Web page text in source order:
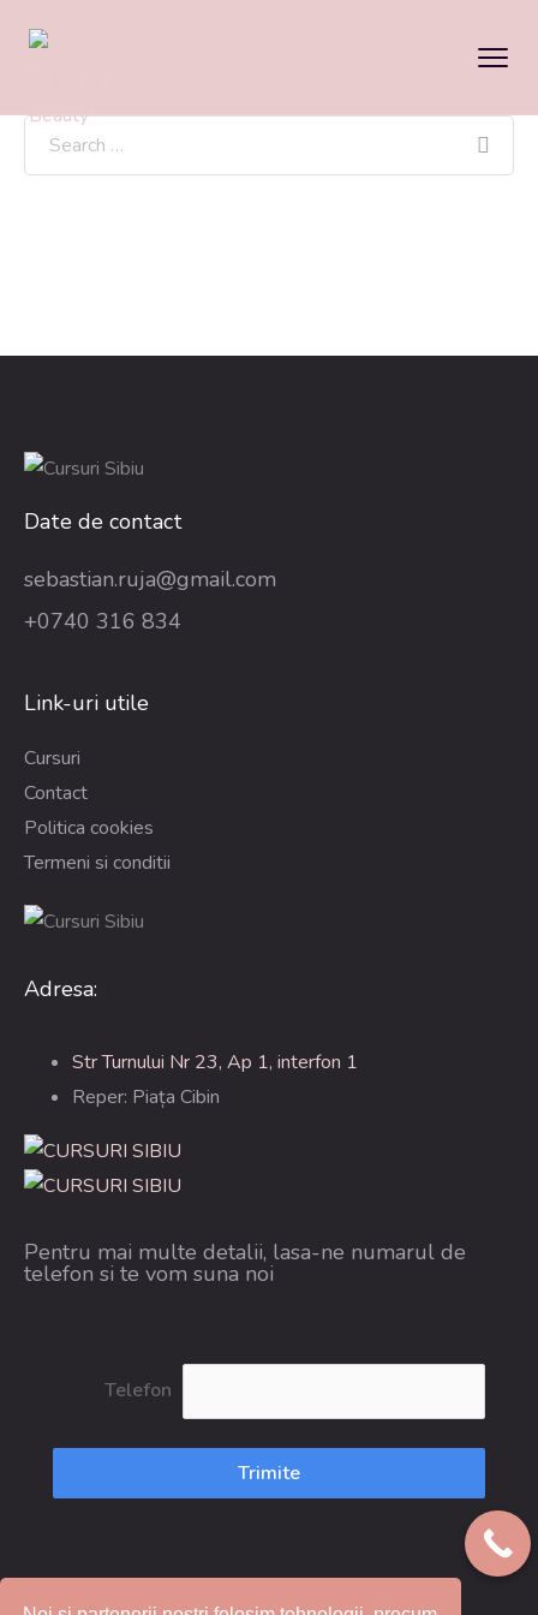
Date de contact
sebastian.ruja@gmail.com
+0740 316 834
Link-uri utile
Cursuri
Contact
Politica cookies
Termeni si conditii
Adresa:
Str Turnului Nr 23, Ap 1, interfon 1
Reper: Piața Cibin
Pentru mai multe detalii, lasa-ne numarul de
telefon si te vom suna noi
Telefon
Trimite